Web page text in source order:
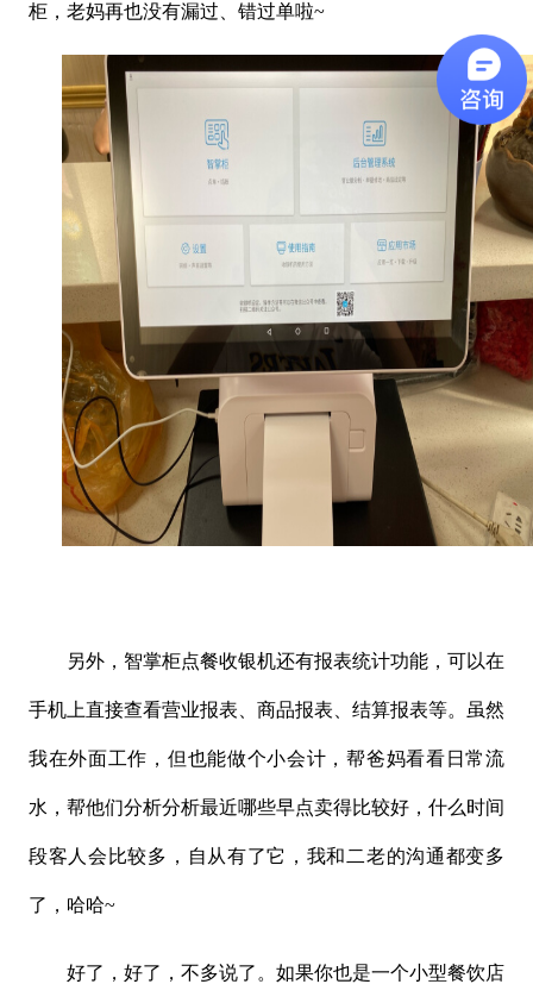
柜，老妈再也没有漏过、错过单啦~
另外，智掌柜点餐收银机还有报表统计功能，可以在
手机上直接查看营业报表、商品报表、结算报表等。虽然
我在外面工作，但也能做个小会计，帮爸妈看看日常流
水，帮他们分析分析最近哪些早点卖得比较好，什么时间
段客人会比较多，自从有了它，我和二老的沟通都变多
了，哈哈~
好了，好了，不多说了。如果你也是一个小型餐饮店